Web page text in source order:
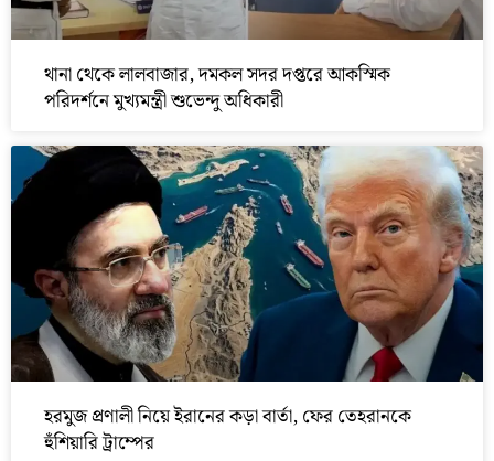
থানা থেকে লালবাজার, দমকল সদর দপ্তরে আকস্মিক
পরিদর্শনে মুখ্যমন্ত্রী শুভেন্দু অধিকারী
হরমুজ প্রণালী নিয়ে ইরানের কড়া বার্তা, ফের তেহরানকে
হুঁশিয়ারি ট্রাম্পের